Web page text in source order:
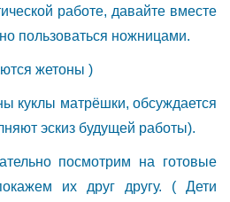
работе, давайте вместе
пользоваться ножницами.
жетоны )
куклы матрёшки, обсуждается
эскиз будущей работы).
посмотрим на готовые
их друг другу. ( Дети